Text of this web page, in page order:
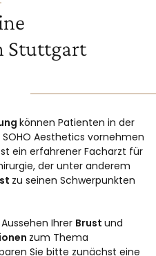
Stuttgart
können Patienten in der
Aesthetics vornehmen
ein erfahrener Facharzt für
der unter anderem
zu seinen Schwerpunkten
Ihrer Brust und
zum Thema
Sie bitte zunächst eine